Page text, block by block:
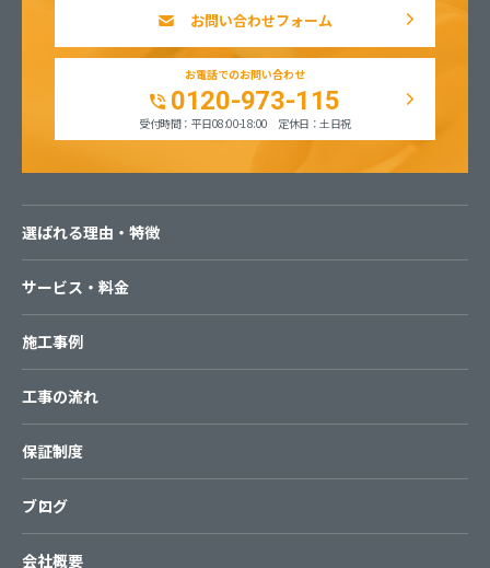
お電話でのお問い合わせ
0120-973-115
受付時間：平日08:00-18:00 定休日：土日祝
お問い合わせフォーム
選ばれる理由・特徴
サービス・料金
施工事例
工事の流れ
保証制度
ブログ
会社概要